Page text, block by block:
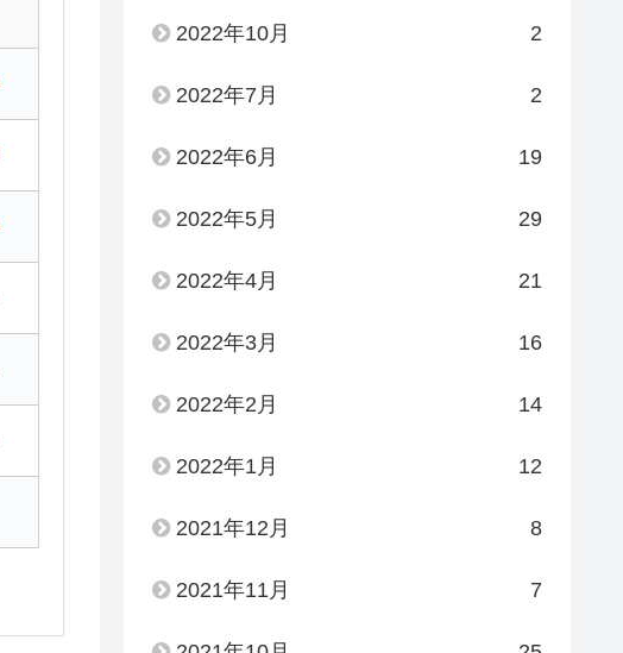
2022年10月 2
2022年7月 2
2022年6月 19
2022年5月 29
2022年4月 21
2022年3月 16
2022年2月 14
2022年1月 12
2021年12月 8
2021年11月 7